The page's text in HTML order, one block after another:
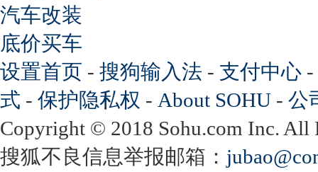
汽车改装
底价买车
设置首页 - 搜狗输入法 - 支付中心 -
式 - 保护隐私权 - About SOHU - 公
Copyright © 2018 Sohu.com Inc.
搜狐不良信息举报邮箱：